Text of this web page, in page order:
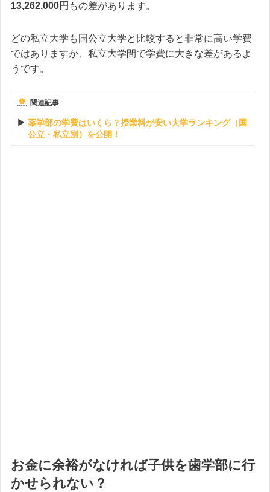
13,262,000円 もの差があります。
どの私立大学も国公立大学と比較すると非常に高い学費
ではありますが、私立大学間で学費に大きな差があるよ
うです。
関連記事
薬学部の学費はいくら？授業料が安い大学ランキング（国
公立・私立別）を公開！
お金に余裕がなければ子供を歯学部に行
かせられない？